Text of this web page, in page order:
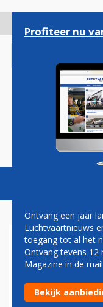
gaan
Magazine
LOUNGE
Air France komt
Parijs Charles de
Profiteer nu
Ontvang een jaar
Luchtvaartnieuws
toegang tot al het
Ontvang tevens 12
Magazine in de
Bekijk